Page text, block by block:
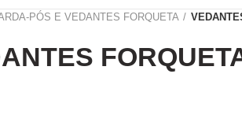
PÓS E VEDANTES FORQUETA